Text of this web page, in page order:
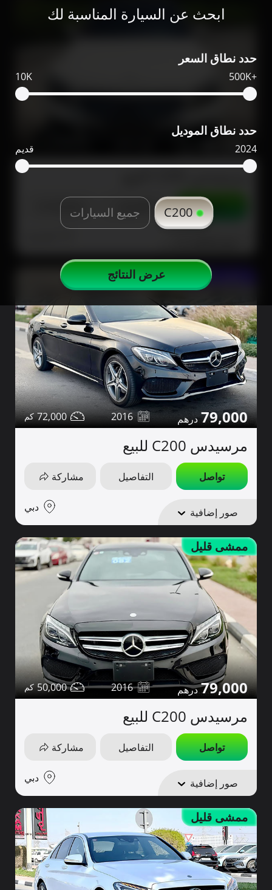
ابحث عن السيارة المناسبة لك
حدد نطاق السعر
10K 500K+
حدد نطاق الموديل
قديم 2024
C200 جميع السيارات
عرض النتائج
45,000
مرسيدس C200 للبيع
تواصل التفاصيل مشاركة
ممشى قليل
79,000
2016
72,000
مرسيدس C200 للبيع
تواصل التفاصيل مشاركة
صور إضافية دبي
ممشى قليل
79,000
2016
50,000
مرسيدس C200 للبيع
تواصل التفاصيل مشاركة
صور إضافية دبي
ممشى قليل